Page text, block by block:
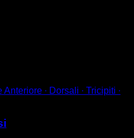
∙ Dorsali ∙ Tricipiti ∙